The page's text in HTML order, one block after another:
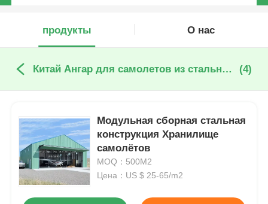
продукты
О нас
Китай Ангар для самолетов из стальной конструкции (4)
Модульная сборная стальная
конструкция Хранилище
самолётов
MOQ：500M2
Цена：US $ 25-65/m2